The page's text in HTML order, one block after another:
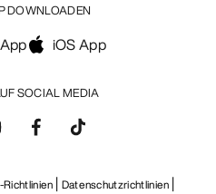
SOCIAL MEDIA
DOWNLOADEN
iOS App
Datenschutzrichtlinien